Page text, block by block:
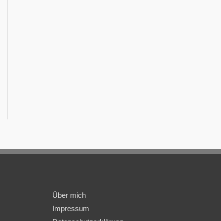
Über mich
Impressum